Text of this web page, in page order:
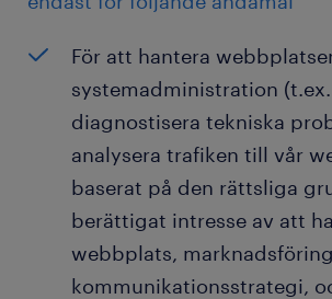
För att hantera
systemadministration
diagnostisera tekniska
analysera trafiken till vår
baserat på den rättsliga
berättigat intresse av att
webbplats,
kommunikationsstrategi,